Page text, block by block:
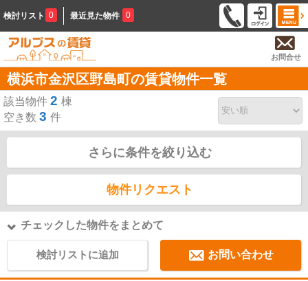
検討リスト 0 最近見た物件 0
お問合せ
横浜市金沢区野島町の賃貸物件一覧
該当物件 2 棟
空き数 3 件
さらに条件を絞り込む
物件リクエスト
チェックした物件をまとめて
検討リストに追加 お問い合わせ